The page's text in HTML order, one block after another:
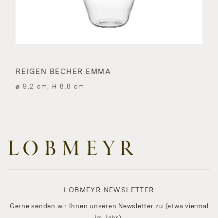
REIGEN BECHER EMMA
⌀ 9.2 cm, H 8.8 cm
LOBMEYR NEWSLETTER
Gerne senden wir Ihnen unseren Newsletter zu (etwa viermal